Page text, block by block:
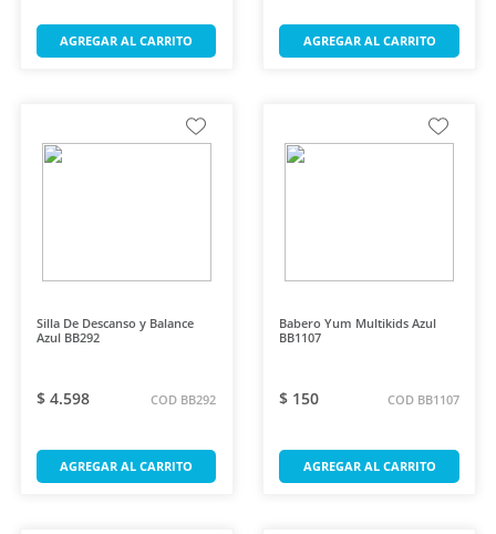
AGREGAR AL CARRITO AGREGAR AL CARRITO
Silla De Descanso y Balance
Azul BB292
$ 4.598 COD BB292
AGREGAR AL CARRITO
Babero Yum Multikids Azul
BB1107
$ 150 COD BB1107
AGREGAR AL CARRITO